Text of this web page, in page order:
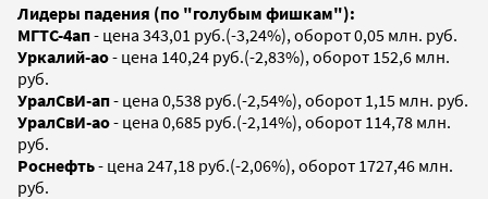
Лидеры падения (по "голубым фишкам"):
МГТС-4ап- цена 343,01 руб.(-3,24%), оборот 0,05 млн. руб.
Уркалий-ао- цена 140,24 руб.(-2,83%), оборот 152,6 млн.
руб.
УралСвИ-ап- цена 0,538 руб.(-2,54%), оборот 1,15 млн. руб.
УралСвИ-ао- цена 0,685 руб.(-2,14%), оборот 114,78 млн.
руб.
Роснефть- цена 247,18 руб.(-2,06%), оборот 1727,46 млн.
руб.